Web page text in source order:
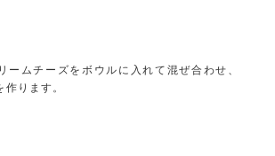
ームチーズをボウルに入れて混ぜ合わせ、
ります。